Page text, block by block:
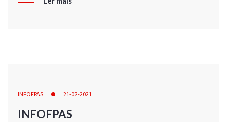
INFOFPAS 21-02-2021
INFOFPAS